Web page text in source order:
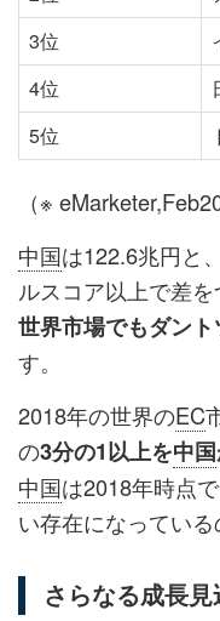
3位
4位
5位
（※
中国は122.6兆円と
ルスコア以上で差を
世界市場でもダン
す。
2018年の世界のEC
の3分の1以上を中国
中国は2018年時点
い存在になっている
さらなる成長見